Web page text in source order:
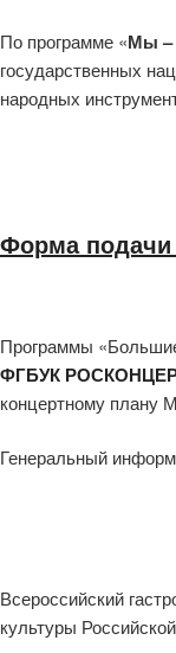
По программе «Мы –
государственных
народных
Форма подачи
Программы
ФГБУК
концертному плану
Генеральный
Всероссийский
культуры